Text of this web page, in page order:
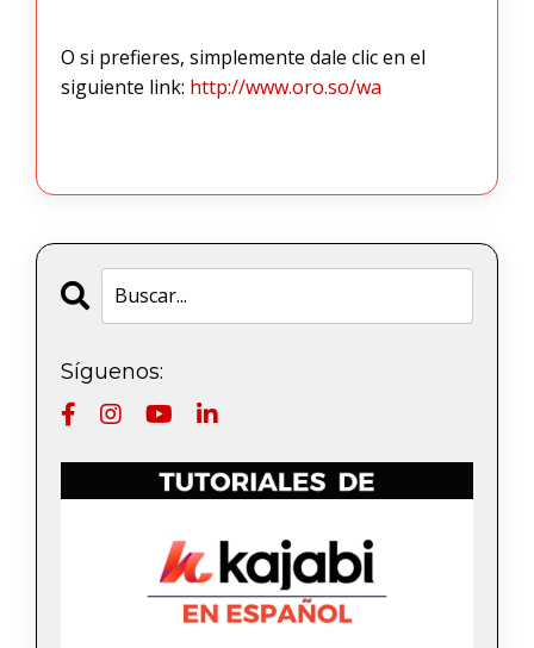
O si prefieres, simplemente dale clic en el
siguiente link: http://www.oro.so/wa
Síguenos: